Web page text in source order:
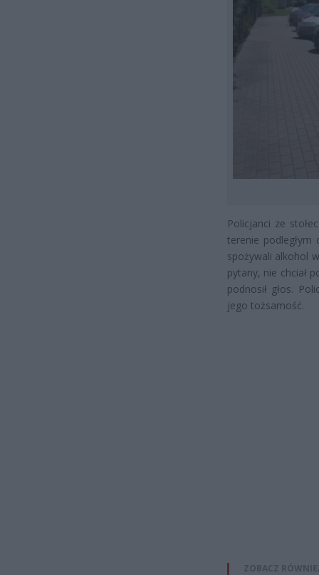
Policjanci ze
terenie
spożywali alkohol
pytany, nie chciał
podnosił głos.
jego tożsamość.
ZOBACZ